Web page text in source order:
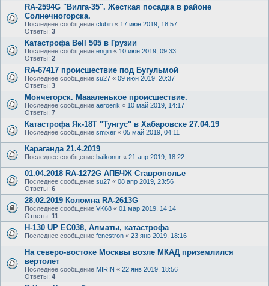
RA-2594G "Вилга-35". Жесткая посадка в районе
Солнечногорска.
Последнее сообщение clubin « 17 июн 2019, 18:57
Ответы: 3
Катастрофа Bell 505 в Грузии
Последнее сообщение engin « 10 июн 2019, 09:33
Ответы: 2
RA-67417 происшествие под Бугульмой
Последнее сообщение su27 « 09 июн 2019, 20:37
Ответы: 3
Мончегорск. Маааленькое происшествие.
Последнее сообщение aeroerik « 10 май 2019, 14:17
Ответы: 7
Катастрофа Як-18Т "Тунгус" в Хабаровске 27.04.19
Последнее сообщение smixer « 05 май 2019, 04:11
Караганда 21.4.2019
Последнее сообщение baikonur « 21 апр 2019, 18:22
01.04.2018 RA-1272G АПБЧЖ Ставрополье
Последнее сообщение su27 « 08 апр 2019, 23:56
Ответы: 6
28.02.2019 Коломна RA-2613G
Последнее сообщение VK68 « 01 мар 2019, 14:14
Ответы: 11
H-130 UP EC038, Алматы, катастрофа
Последнее сообщение fenestron « 23 янв 2019, 18:16
На северо-востоке Москвы возле МКАД приземлился
вертолет
Последнее сообщение MIRIN « 22 янв 2019, 18:56
Ответы: 4